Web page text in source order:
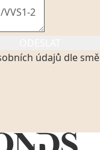
údajů dle
v souladu se
se zpracováním
jako správci